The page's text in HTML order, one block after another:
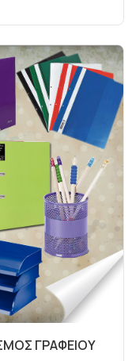
ΓΡΑΦΕΙΟΥ